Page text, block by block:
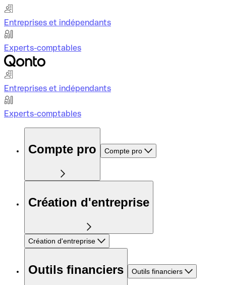
Entreprises et indépendants
Experts-comptables
Entreprises et indépendants
Experts-comptables
Compte pro Compte pro
Création d'entreprise
Création d'entreprise
Outils financiers Outils financiers